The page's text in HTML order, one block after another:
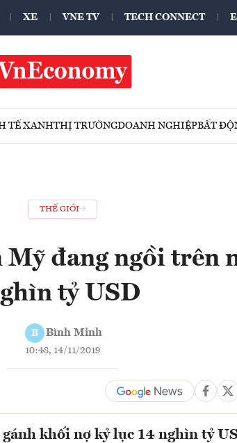
XE VNE TV TECH CONNECT
TẾ XANHTHỊ TRƯỜNGDOANH NGHIỆPBẤT
THẾ GIỚI
đang ngồi trên
tỷ USD
B Bình Minh
10:48, 14/11/2019
khối nợ kỷ lục 14 nghìn tỷ